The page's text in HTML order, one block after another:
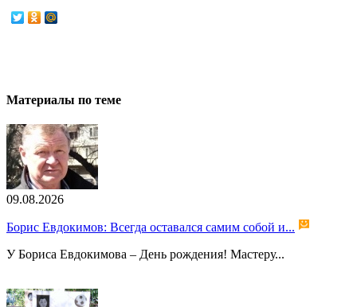
Материалы по теме
09.08.2026
Борис Евдокимов: Всегда оставался самим собой и...
У Бориса Евдокимова – День рождения! Мастеру...